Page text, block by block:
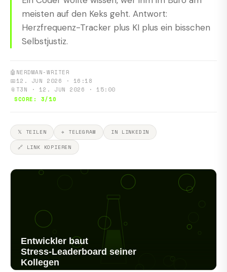
meisten auf den Keks geht. Antwort:
Herzfrequenz-Tracker plus KI plus ein bisschen
Selbstjustiz.
🤖 NERDMAN-WRITER
📅12. JUN 2026 · 16:18
📎 T3N · 12. JUN 2026 · 15:00
SCORE: 3/10
𝕏 TEILEN ✈ TELEGRAM
IN LINKEDIN
🔗 LINK KOPIEREN